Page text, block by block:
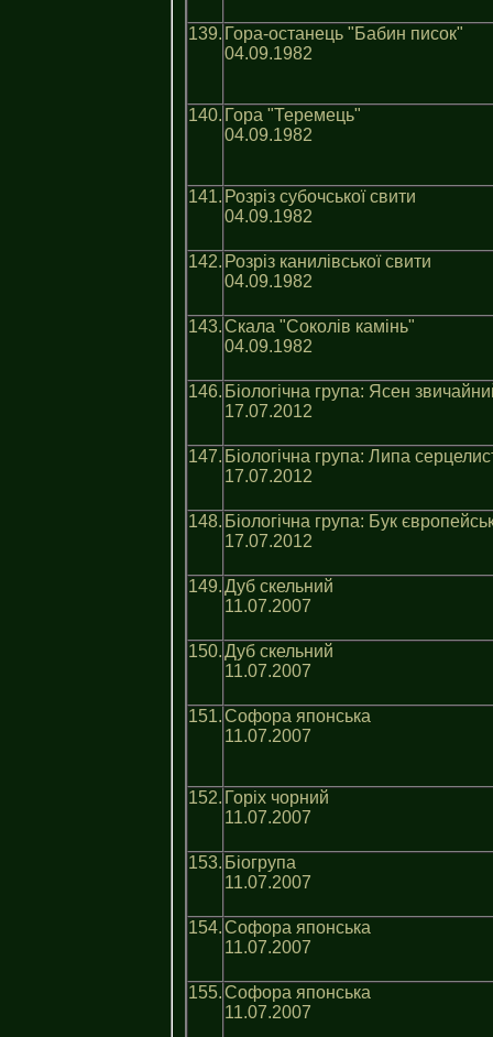
139. Гора-останець "Бабин писок"
04.09.1982
140. Гора "Теремець"
04.09.1982
141. Розрiз субочської свити
04.09.1982
142. Розрiз канилiвської свити
04.09.1982
143.Скала "Соколiв камiнь"
04.09.1982
146. Біологічна група: Ясен
17.07.2012
147. Біологічна група: Липа
17.07.2012
148. Біологічна група: Бук
17.07.2012
149.Дуб скельний
11.07.2007
150.Дуб скельний
11.07.2007
151.Софора японська
11.07.2007
152. Горіх чорний
11.07.2007
153. Біогрупа
11.07.2007
154.Софора японська
11.07.2007
155.Софора японська
11.07.2007